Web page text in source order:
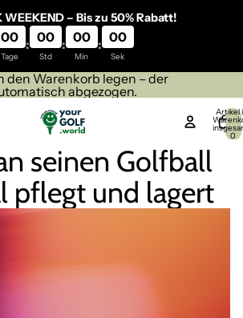
WEEKEND – Bis zu 50% Rabatt!
00
Tage
: 00
Std
: 00
Min
: 00
Sek
den Warenkorb legen – der
abgezogen.
Artikel
0
seinen Golfball
pflegt und lagert